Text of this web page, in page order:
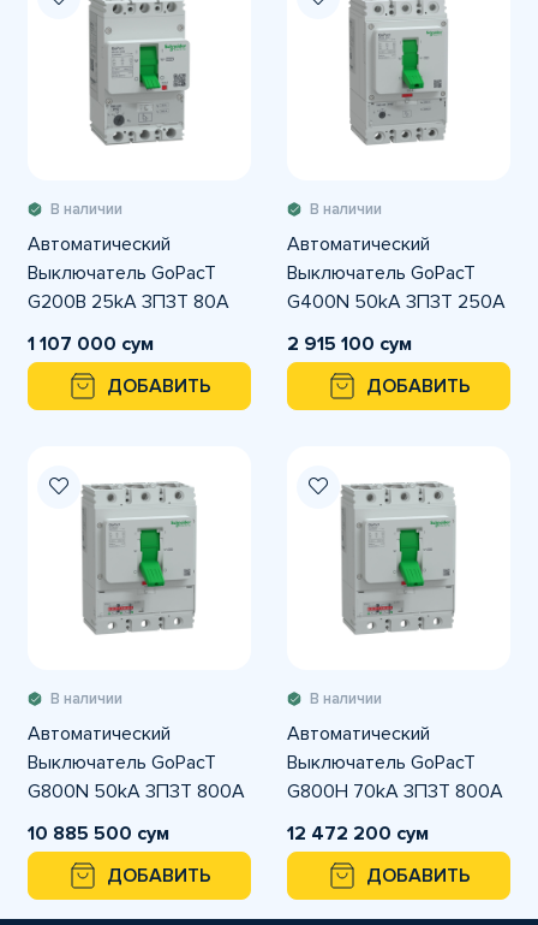
В наличии
Автоматический
Выключатель GoPacT
G200B 25kA 3П3Т 80A
регулируемый
1 107 000 сум
ДОБАВИТЬ
В наличии
Автоматический
Выключатель GoPacT
G400N 50kA 3П3Т 250A
регулируемый
2 915 100 сум
ДОБАВИТЬ
В наличии
Автоматический
Выключатель GoPacT
G800N 50kA 3П3Т 800A
электронный
10 885 500 сум
ДОБАВИТЬ
В наличии
Автоматический
Выключатель GoPacT
G800H 70kA 3П3Т 800A
электронный
12 472 200 сум
ДОБАВИТЬ